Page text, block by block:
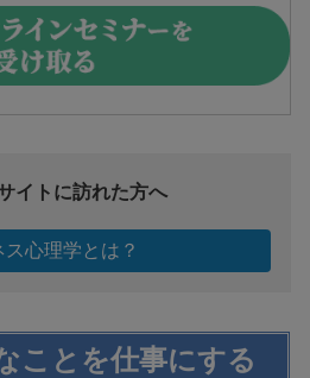
イトに訪れた方へ
ス心理学とは？
ことを仕事にする